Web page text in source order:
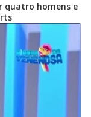
quatro homens e